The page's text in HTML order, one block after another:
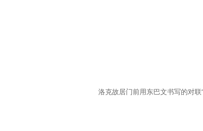
洛克故居门前用东巴文书写的对